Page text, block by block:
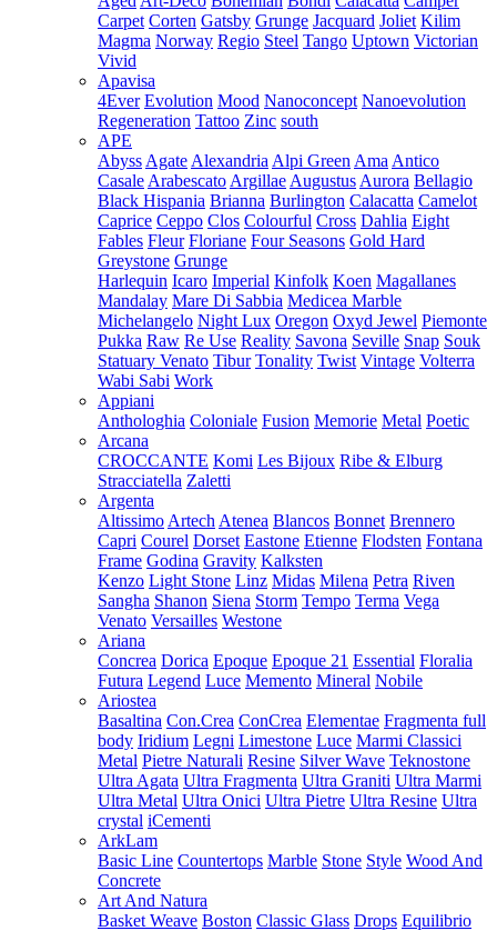
Carpet Corten Gatsby Grunge Jacquard Joliet Kilim
Magma Norway Regio Steel Tango Uptown Victorian
Vivid
Apavisa
4Ever Evolution Mood Nanoconcept Nanoevolution
Regeneration Tattoo Zinc south
APE
Abyss Agate Alexandria Alpi Green Ama Antico
Casale Arabescato Argillae Augustus Aurora Bellagio
Black Hispania Brianna Burlington Calacatta Camelot
Caprice Ceppo Clos Colourful Cross Dahlia Eight
Fables Fleur Floriane Four Seasons Gold Hard
Greystone Grunge
Harlequin Icaro Imperial Kinfolk Koen Magallanes
Mandalay Mare Di Sabbia Medicea Marble
Michelangelo Night Lux Oregon Oxyd Jewel Piemonte
Pukka Raw Re Use Reality Savona Seville Snap Souk
Statuary Venato Tibur Tonality Twist Vintage Volterra
Wabi Sabi Work
Appiani
Anthologhia Coloniale Fusion Memorie Metal Poetic
Arcana
CROCCANTE Komi Les Bijoux Ribe & Elburg
Stracciatella Zaletti
Argenta
Altissimo Artech Atenea Blancos Bonnet Brennero
Capri Courel Dorset Eastone Etienne Flodsten Fontana
Frame Godina Gravity Kalksten
Kenzo Light Stone Linz Midas Milena Petra Riven
Sangha Shanon Siena Storm Tempo Terma Vega
Venato Versailles Westone
Ariana
Concrea Dorica Epoque Epoque 21 Essential Floralia
Futura Legend Luce Memento Mineral Nobile
Ariostea
Basaltina Con.Crea ConCrea Elementae Fragmenta full
body Iridium Legni Limestone Luce Marmi Classici
Metal Pietre Naturali Resine Silver Wave Teknostone
Ultra Agata Ultra Fragmenta Ultra Graniti Ultra Marmi
Ultra Metal Ultra Onici Ultra Pietre Ultra Resine Ultra
crystal iCementi
ArkLam
Basic Line Countertops Marble Stone Style Wood And
Concrete
Art And Natura
Basket Weave Boston Classic Glass Drops Equilibrio